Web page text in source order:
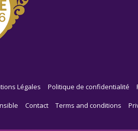
Légales Politique de confidentialité
Contact Terms and conditions